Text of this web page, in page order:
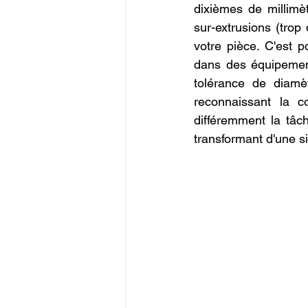
dixièmes de
sur-extrusions
votre pièce. C'est
dans des
tolérance de
reconnaissant la
différemment la
transformant d'une